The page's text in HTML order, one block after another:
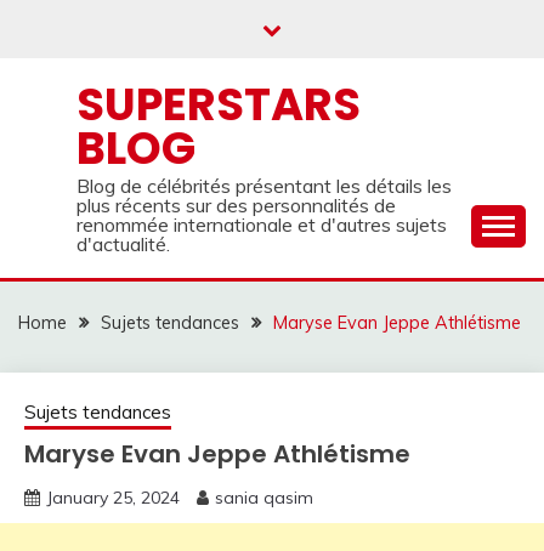
SUPERSTARS
BLOG
Blog de célébrités présentant les détails les
plus récents sur des personnalités de
renommée internationale et d'autres sujets
d'actualité.
Home Sujets tendances Maryse Evan Jeppe Athlétisme
Sujets tendances
Maryse Evan Jeppe Athlétisme
January 25, 2024 sania qasim